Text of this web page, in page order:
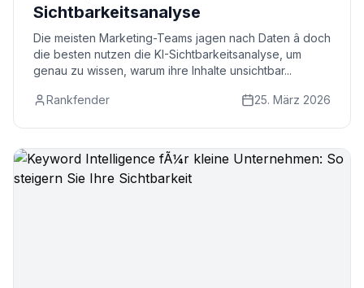
Sichtbarkeitsanalyse
Die meisten Marketing-Teams jagen nach Daten â doch
die besten nutzen die KI-Sichtbarkeitsanalyse, um
genau zu wissen, warum ihre Inhalte unsichtbar...
Rankfender 25. März 2026